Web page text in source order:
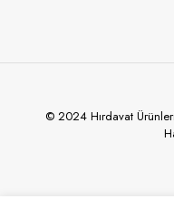
© 2024 Hırdavat